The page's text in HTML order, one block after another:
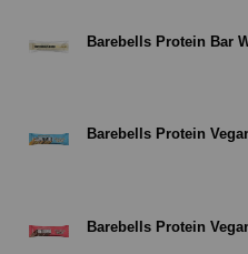
Barebells Protein Bar
Barebells Protein
Barebells Protein